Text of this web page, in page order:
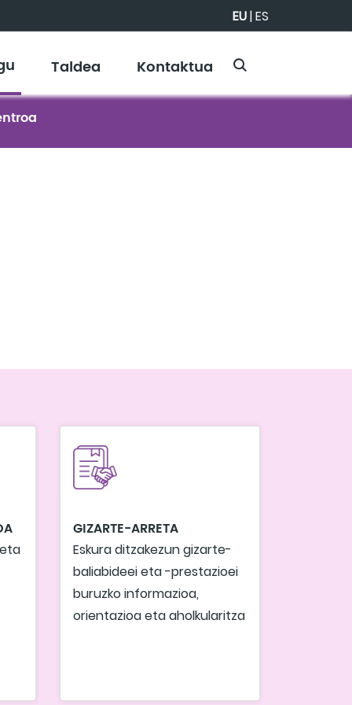
EU|ES
Taldea Kontaktua
GIZARTE-ARRETA
Eskura ditzakezun gizarte-
baliabideei eta -prestazioei
buruzko informazioa,
orientazioa eta aholkularitza